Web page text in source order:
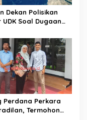
Dekan Polisikan
UDK Soal Dugaan
Perdana Perkara
Termohon